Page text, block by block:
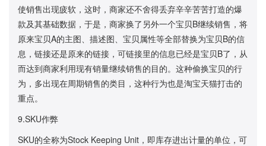
使销售出现疲软，这时，商家还不舍得丢弃辛辛苦苦打造的爆
款及其基础数据，于是，商家换了另外一个宝贝B继续销售，将
原来宝贝A的主图、描述图、宝贝属性等全部替换为宝贝B的信
息，链接还是原来的链接，可链接里的信息已经是宝贝B了，从
而达到商家利用现有销量继续销售的目的。这种偷换宝贝的行
为，多出现在周期销售的类目，这种行为也是淘宝天猫打击的
重点。
9.SKU作弊
SKU的全称为Stock Keeping Unit，即库存进出计量的单位，可